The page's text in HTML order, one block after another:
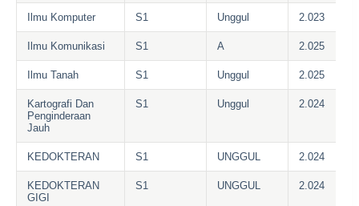
Ilmu Komputer S1 Unggul 2.023
Ilmu Komunikasi S1 A 2.025
Ilmu Tanah S1 Unggul 2.025
Kartografi Dan
Penginderaan
Jauh
S1 Unggul 2.024
KEDOKTERAN S1 UNGGUL 2.024
KEDOKTERAN
GIGI
S1 UNGGUL 2.024